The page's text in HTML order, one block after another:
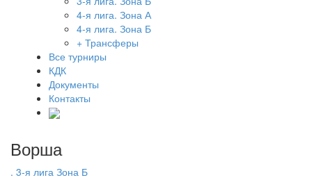
4-я лига. Зона А
4-я лига. Зона Б
+ Трансферы
Все турниры
КДК
Документы
Контакты
Ворша
. 3-я лига Зона Б